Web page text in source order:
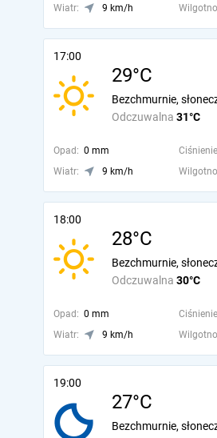
Wiatr:
9 km/h
17:00
29°C
Odczuwalna 31°C
Bezchmurnie,
Opad: 0 mm
Wiatr:
9 km/h
18:00
28°C
Odczuwalna 30°C
Bezchmurnie,
Opad: 0 mm
Wiatr:
9 km/h
19:00
27°C
Bezchmurnie,